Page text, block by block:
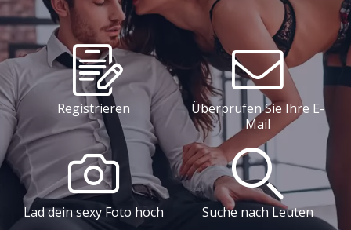
Registrieren
Überprüfen Sie Ihre E-
Mail
Lad dein sexy Foto hoch Suche nach Leuten